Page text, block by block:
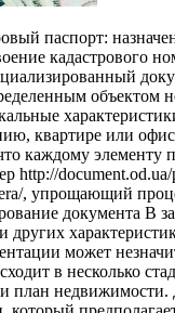
паспорт:
кадастрового
объектом
квартире или
каждому элементу
http://
, упрощающий
документа В
других
может
в несколько
план недвижимости.